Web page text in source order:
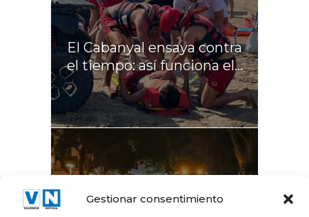
Gestionar consentimiento
El Cabanyal ensaya contra
el tiempo: así funciona el...
del Túria recupera el...